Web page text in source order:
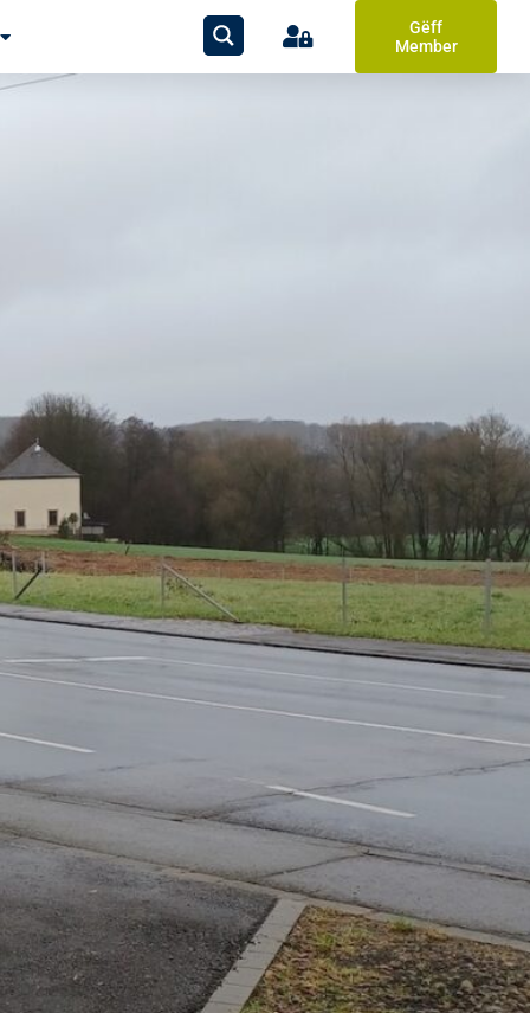
Gëff
Member